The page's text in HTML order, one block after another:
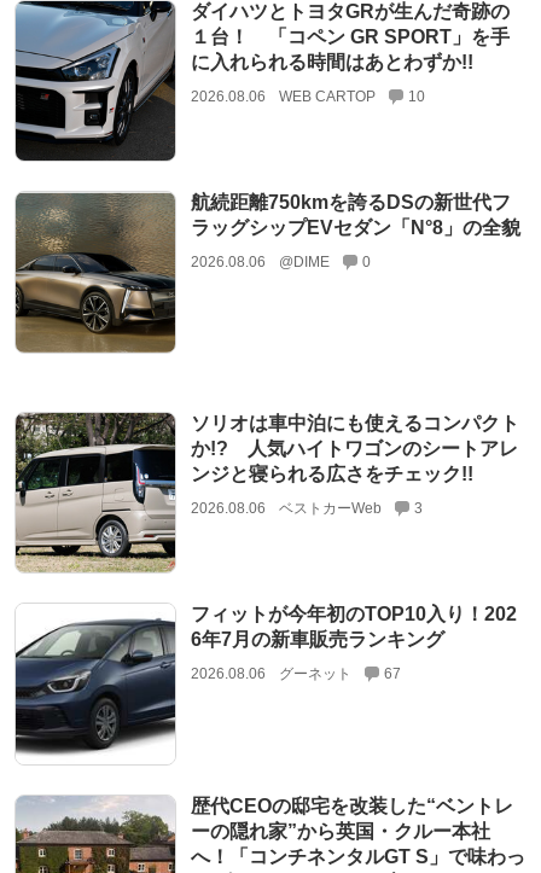
ダイハツとトヨタGRが生んだ奇跡の
１台！ 「コペン GR SPORT」を手
に入れられる時間はあとわずか!!
2026.08.06 WEB CARTOP 10
航続距離750kmを誇るDSの新世代フ
ラッグシップEVセダン「N°8」の全貌
2026.08.06 @DIME 0
ソリオは車中泊にも使えるコンパクト
か!? 人気ハイトワゴンのシートアレ
ンジと寝られる広さをチェック!!
2026.08.06 ベストカーWeb 3
フィットが今年初のTOP10入り！202
6年7月の新車販売ランキング
2026.08.06 グーネット 67
歴代CEOの邸宅を改装した“ベントレ
ーの隠れ家”から英国・クルー本社
へ！「コンチネンタルGT S」で味わっ